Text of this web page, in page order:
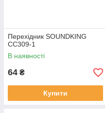
Перехідник SOUNDKING
CC309-1
В наявності
64 ₴
Купити